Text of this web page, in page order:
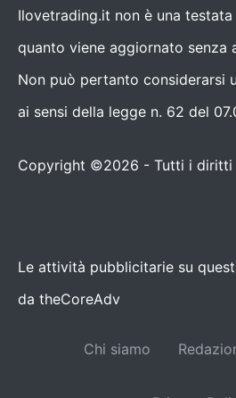
Ilovetrading.it non è una
quanto viene aggiornato senza
Non può pertanto considerarsi
ai sensi della legge n. 62 del
Copyright ©2026 - Tutti i diritti
Le attività pubblicitarie su
da theCoreAdv
Chi siamo